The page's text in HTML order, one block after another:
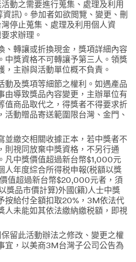
動之需要進行蒐集、處理及利用
訊)。參加者如欲閲覽、變更、刪
停止蒐集、處理及利用個人資
求辦理。
、轉讓或折換現金，獎項詳細內容
中獎資格不可轉讓予第三人。領獎
，主辦與活動單位概不負責。
動及獎項等細節之權利。如遇產品
由導致獎品內容變更，主辦單位有
值商品取代之，得獎者不得要求折
活動贈品寄送範圍限台灣、金門、
並繳交相關收據正本，若中獎者不
則視同放棄中獎資格，不另行通
凡中獎價值超過新台幣$1,000元
人年度綜合所得税申報(税額以獎
值超過新台幣$20,000元者，須
獎品市價計算)外國(籍)人士中獎
按給付全額扣取20%，3M依法代
人未能如其依法繳納繳税額，即視
留此活動辦法之修改、變更之權
宜，以美商3M台灣子公司公告為